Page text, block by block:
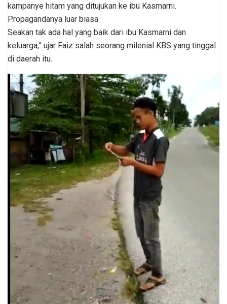
kampanye hitam yang ditujukan ke ibu Kasmarni.
Propagandanya luar biasa
Seakan tak ada hal yang baik dari ibu Kasmarni dan
keluarga,” ujar Faiz salah seorang milenial KBS yang tinggal
di daerah itu.